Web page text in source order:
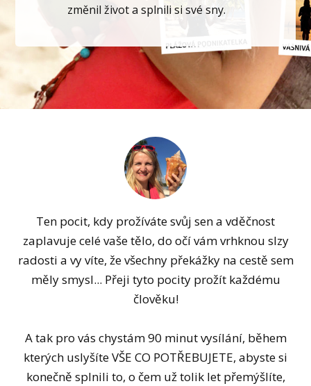
změnil život a splnili si své sny.
Ten pocit, kdy prožíváte svůj sen a vděčnost
zaplavuje celé vaše tělo, do očí vám vrhknou slzy
radosti a vy víte, že všechny překážky na cestě sem
měly smysl... Přeji tyto pocity prožít každému
člověku!
A tak pro vás chystám 90 minut vysílání, během
kterých uslyšíte VŠE CO POTŘEBUJETE, abyste si
konečně splnili to, o čem už tolik let přemýšlíte,